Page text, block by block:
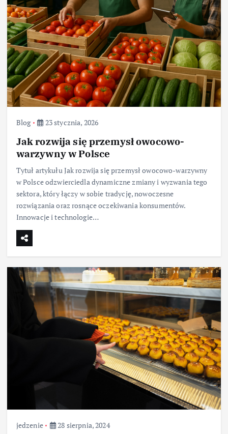
Blog 23 stycznia, 2026
Jak rozwija się przemysł owocowo-
warzywny w Polsce
Tytuł artykułu Jak rozwija się przemysł owocowo-warzywny
w Polsce odzwierciedla dynamiczne zmiany i wyzwania tego
sektora, który łączy w sobie tradycję, nowoczesne
rozwiązania oraz rosnące oczekiwania konsumentów.
Innowacje i technologie…
jedzenie 28 sierpnia, 2024